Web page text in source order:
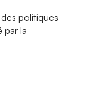
politiques
par la